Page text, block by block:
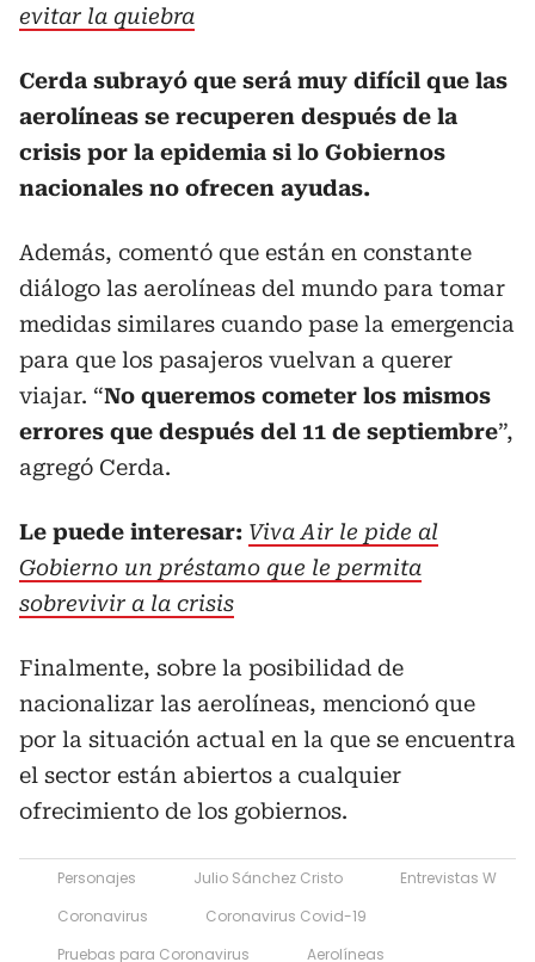
evitar la quiebra
Cerda subrayó que será muy difícil que las
aerolíneas se recuperen después de la
crisis por la epidemia si lo Gobiernos
nacionales no ofrecen ayudas.
Además, comentó que están en constante
diálogo las aerolíneas del mundo para tomar
medidas similares cuando pase la emergencia
para que los pasajeros vuelvan a querer
viajar. “No queremos cometer los mismos
errores que después del 11 de septiembre”,
agregó Cerda.
Le puede interesar: Viva Air le pide al
Gobierno un préstamo que le permita
sobrevivir a la crisis
Finalmente, sobre la posibilidad de
nacionalizar las aerolíneas, mencionó que
por la situación actual en la que se encuentra
el sector están abiertos a cualquier
ofrecimiento de los gobiernos.
Personajes Julio Sánchez Cristo
Entrevistas W
Coronavirus
Coronavirus Covid-19
Pruebas para Coronavirus
Aerolíneas